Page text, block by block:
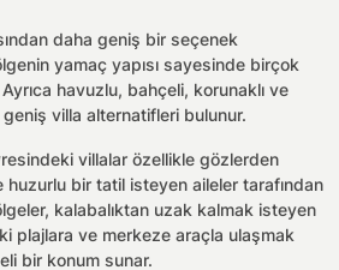
daha geniş bir seçenek
yamaç yapısı sayesinde birçok
havuzlu, bahçeli, korunaklı ve
villa alternatifleri bulunur.
villalar özellikle gözlerden
huzurlu bir tatil isteyen aileler tarafından
kalabalıktan uzak kalmak isteyen
plajlara ve merkeze araçla ulaşmak
bir konum sunar.